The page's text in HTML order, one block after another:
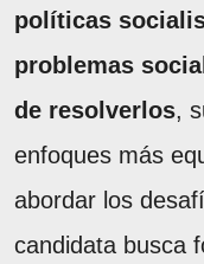
políticas
problemas
de resolverlos,
enfoques más
abordar los
candidata busca